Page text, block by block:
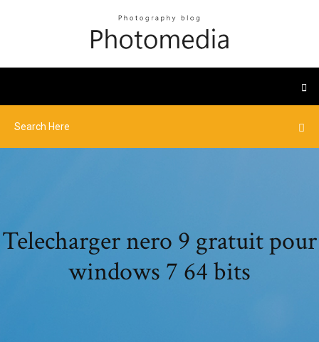
Telecharger nero 9 gratuit pour
windows 7 64 bits